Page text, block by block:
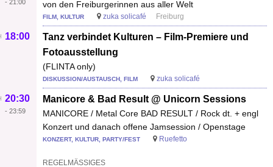
von den Freiburgerinnen aus aller Welt
- 21:00
FILM, KULTUR zuka solicafé Freiburg
Tanz verbindet Kulturen – Film-Premiere und
Fotoausstellung
(FLINTA only)
18:00
DISKUSSION/AUSTAUSCH, FILM zuka solicafé
Manicore & Bad Result @ Unicorn Sessions
MANICORE / Metal Core BAD RESULT / Rock dt. + engl
Konzert und danach offene Jamsession / Openstage
20:30
- 23:59
KONZERT, KULTUR, PARTY/FEST Ruefetto
REGELMÄSSIGES